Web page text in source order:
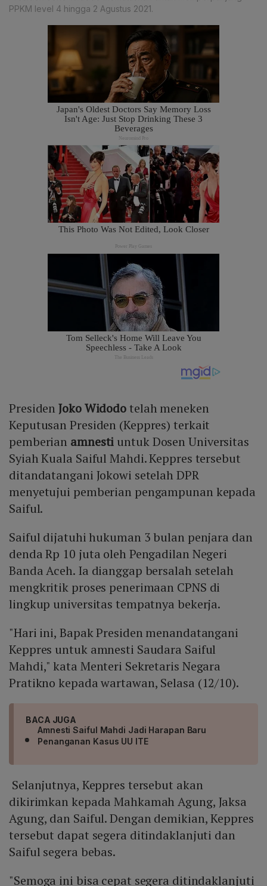
PPKM level 4 hingga 2 Agustus 2021.
PresidenJoko Widodotelah meneken
Keputusan Presiden (Keppres) terkait
pemberian amnesti untuk Dosen Universitas
Syiah Kuala Saiful Mahdi. Keppres tersebut
ditandatangani Jokowi setelah DPR
menyetujui pemberian pengampunan kepada
Saiful.
Saiful dijatuhi hukuman 3 bulan penjara dan
denda Rp 10 juta oleh Pengadilan Negeri
Banda Aceh. Ia dianggap bersalah setelah
mengkritik proses penerimaan CPNS di
lingkup universitas tempatnya bekerja.
"Hari ini, Bapak Presiden menandatangani
Keppres untuk amnesti Saudara Saiful
Mahdi," kata Menteri Sekretaris Negara
Pratikno kepada wartawan, Selasa (12/10).
BACA JUGA
Amnesti Saiful Mahdi Jadi Harapan Baru
Penanganan Kasus UU ITE
Selanjutnya, Keppres tersebut akan
dikirimkan kepada Mahkamah Agung, Jaksa
Agung, dan Saiful. Dengan demikian, Keppres
tersebut dapat segera ditindaklanjuti dan
Saiful segera bebas.
"Semoga ini bisa cepat segera ditindaklanjuti